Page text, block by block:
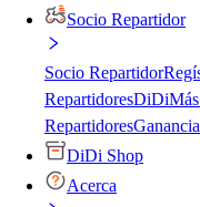
Socio Repartidor
Socio Repartidor
Repartidores
Repartidores
DiDi Shop
Acerca